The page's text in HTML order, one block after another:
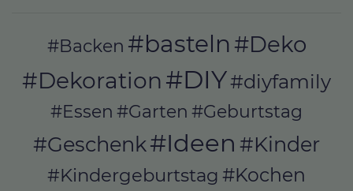
#Backen #basteln #Deko
#Dekoration #DIY#diyfamily
#Essen #Garten #Geburtstag
#Geschenk#Ideen #Kinder
#Kindergeburtstag #Kochen